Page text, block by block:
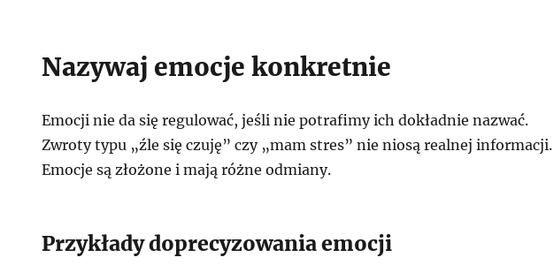
Nazywaj emocje konkretnie
Emocji nie da się regulować, jeśli nie potrafimy ich dokładnie nazwać.
Zwroty typu „źle się czuję” czy „mam stres” nie niosą realnej informacji.
Emocje są złożone i mają różne odmiany.
Przykłady doprecyzowania emocji